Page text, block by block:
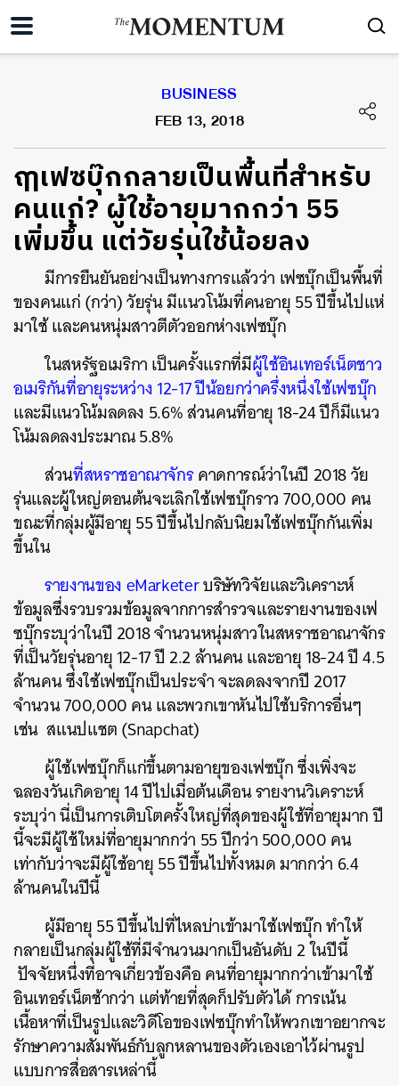
BUSINESS
FEB 13, 2018
ฤๅเฟซบุ๊กกลายเป็นพื้นที่สำหรับ
คนแก่? ผู้ใช้อายุมากกว่า 55
เพิ่มขึ้น แต่วัยรุ่นใช้น้อยลง
มีการยืนยันอย่างเป็นทางการแล้วว่า เฟซบุ๊กเป็นพื้นที่
ของคนแก่ (กว่า) วัยรุ่น มีแนวโน้มที่คนอายุ 55 ปีขึ้นไปแห่
มาใช้ และคนหนุ่มสาวตีตัวออกห่างเฟซบุ๊ก
ในสหรัฐอเมริกา เป็นครั้งแรกที่มีผู้ใช้อินเทอร์เน็ตชาว
อเมริกันที่อายุระหว่าง 12-17 ปีน้อยกว่าครึ่งหนึ่งใช้เฟซบุ๊ก
และมีแนวโน้มลดลง 5.6% ส่วนคนที่อายุ 18-24 ปีก็มีแนว
โน้มลดลงประมาณ 5.8%
ส่วนที่สหราชอาณาจักรคาดการณ์ว่าในปี 2018 วัย
รุ่นและผู้ใหญ่ตอนต้นจะเลิกใช้เฟซบุ๊กราว 700,000 คน
ขณะที่กลุ่มผู้มีอายุ 55 ปีขึ้นไปกลับนิยมใช้เฟซบุ๊กกันเพิ่ม
ขึ้นใน
รายงานของ eMarketerบริษัทวิจัยและวิเคราะห์
ข้อมูลซึ่งรวบรวมข้อมูลจากการสำรวจและรายงานของเฟ
ซบุ๊กระบุว่าในปี 2018 จำนวนหนุ่มสาวในสหราชอาณาจักร
ที่เป็นวัยรุ่นอายุ 12-17 ปี 2.2 ล้านคน และอายุ 18-24 ปี 4.5
ล้านคน ซึ่งใช้เฟซบุ๊กเป็นประจำ จะลดลงจากปี 2017
จำนวน 700,000 คน และพวกเขาหันไปใช้บริการอื่นๆ
เช่น สแนปแชต (Snapchat)
ผู้ใช้เฟซบุ๊กก็แก่ขึ้นตามอายุของเฟซบุ๊ก ซึ่งเพิ่งจะ
ฉลองวันเกิดอายุ 14 ปีไปเมื่อต้นเดือน รายงานวิเคราะห์
ระบุว่า นี่เป็นการเติบโตครั้งใหญ่ที่สุดของผู้ใช้ที่อายุมาก ปี
นี้จะมีผู้ใช้ใหม่ที่อายุมากกว่า 55 ปีกว่า 500,000 คน
เท่ากับว่าจะมีผู้ใช้อายุ 55 ปีขึ้นไปทั้งหมด มากกว่า 6.4
ล้านคนในปีนี้
ผู้มีอายุ 55 ปีขึ้นไปที่ไหลบ่าเข้ามาใช้เฟซบุ๊ก ทำให้
กลายเป็นกลุ่มผู้ใช้ที่มีจำนวนมากเป็นอันดับ 2 ในปีนี้
ปัจจัยหนึ่งที่อาจเกี่ยวข้องคือ คนที่อายุมากกว่าเข้ามาใช้
อินเทอร์เน็ตช้ากว่า แต่ท้ายที่สุดก็ปรับตัวได้ การเน้น
เนื้อหาที่เป็นรูปและวิดีโอของเฟซบุ๊กทำให้พวกเขาอยากจะ
รักษาความสัมพันธ์กับลูกหลานของตัวเองเอาไว้ผ่านรูป
แบบการสื่อสารเหล่านี้